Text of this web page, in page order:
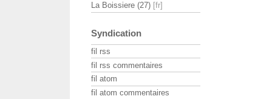
La Boissiere (27)
Syndication
fil rss
fil rss commentaires
fil atom
fil atom commentaires